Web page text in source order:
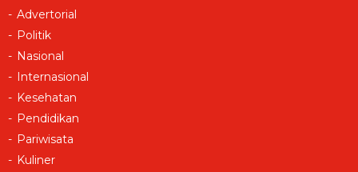
Advertorial
Politik
Nasional
Internasional
Kesehatan
Pendidikan
Pariwisata
Kuliner